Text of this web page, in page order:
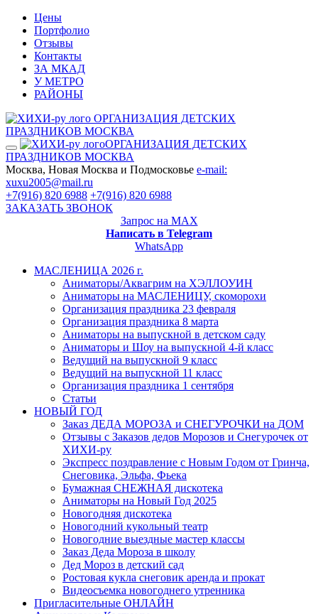
Цены
Портфолио
Отзывы
Контакты
ЗА МКАД
У МЕТРО
РАЙОНЫ
ОРГАНИЗАЦИЯ ДЕТСКИХ
ПРАЗДНИКОВ МОСКВА
ОРГАНИЗАЦИЯ ДЕТСКИХ
ПРАЗДНИКОВ МОСКВА
Москва, Новая Москва и Подмосковье e-mail:
xuxu2005@mail.ru
+7(916) 820 6988 +7(916) 820 6988
ЗАКАЗАТЬ ЗВОНОК
Запрос на MAX
Написать в Telegram
WhatsApp
МАСЛЕНИЦА 2026 г.
Аниматоры/Аквагрим на ХЭЛЛОУИН
Аниматоры на МАСЛЕНИЦУ, скоморохи
Организация праздника 23 февраля
Организация праздника 8 марта
Аниматоры на выпускной в детском саду
Аниматоры и Шоу на выпускной 4-й класс
Ведущий на выпускной 9 класс
Ведущий на выпускной 11 класс
Организация праздника 1 сентября
Статьи
НОВЫЙ ГОД
Заказ ДЕДА МОРОЗА и СНЕГУРОЧКИ на ДОМ
Отзывы с Заказов дедов Морозов и Снегурочек от
ХИХИ-ру
Экспресс поздравление с Новым Годом от Гринча,
Снеговика, Эльфа, Фьека
Бумажная СНЕЖНАЯ дискотека
Аниматоры на Новый Год 2025
Новогодняя дискотека
Новогодний кукольный театр
Новогодние выездные мастер классы
Заказ Деда Мороза в школу
Дед Мороз в детский сад
Ростовая кукла снеговик аренда и прокат
Видеосъемка новогоднего утренника
Пригласительные ОНЛАЙН